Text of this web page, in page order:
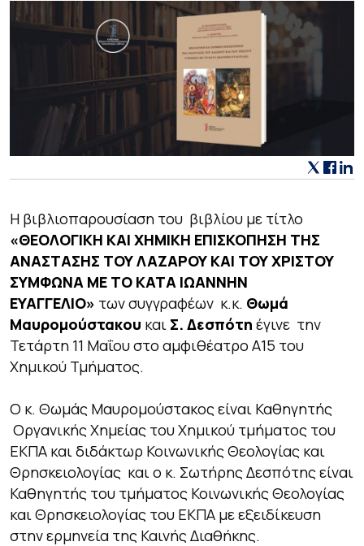
Η βιβλιοπαρουσίαση του βιβλίου με τίτλο
«ΘΕΟΛΟΓΙΚΗ ΚΑΙ ΧΗΜΙΚΗ ΕΠΙΣΚΟΠΗΣΗ ΤΗΣ
ΑΝΑΣΤΑΣΗΣ ΤΟΥ ΛΑΖΑΡΟΥ ΚΑΙ ΤΟΥ ΧΡΙΣΤΟΥ
ΣΥΜΦΩΝΑ ΜΕ ΤΟ ΚΑΤΑ ΙΩΑΝΝΗΝ
ΕΥΑΓΓΕΛΙΟ» των συγγραφέων κ.κ. Θωμά
Μαυρομούστακου και Σ. Δεσπότη έγινε την
Τετάρτη 11 Μαΐου στο αμφιθέατρο Α15 του
Χημικού Τμήματος.
Ο κ. Θωμάς Μαυρομούστακος είναι Καθηγητής
Οργανικής Χημείας του Χημικού τμήματος του
ΕΚΠΑ και διδάκτωρ Κοινωνικής Θεολογίας και
Θρησκειολογίας και ο κ. Σωτήρης Δεσπότης είναι
Καθηγητής του τμήματος Κοινωνικής Θεολογίας
και Θρησκειολογίας του ΕΚΠΑ με εξειδίκευση
στην ερμηνεία της Καινής Διαθήκης.